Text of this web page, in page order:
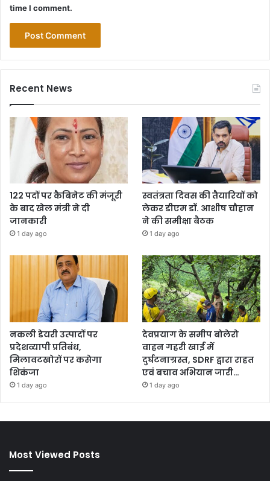
time I comment.
Recent News
122 पदों पर कैबिनेट की मंजूरी
के बाद खेल मंत्री ने दी
जानकारी
1 day ago
स्वतंत्रता दिवस की तैयारियों को
लेकर डीएम डॉ. आशीष चौहान
ने की समीक्षा बैठक
1 day ago
नकली डेयरी उत्पादों पर
प्रदेशव्यापी प्रतिबंध,
मिलावटखोरों पर कसेगा
शिकंजा
1 day ago
देवप्रयाग के समीप बोलेरो
वाहन गहरी खाई में
दुर्घटनाग्रस्त, SDRF द्वारा राहत
एवं बचाव अभियान जारी…
1 day ago
Most Viewed Posts